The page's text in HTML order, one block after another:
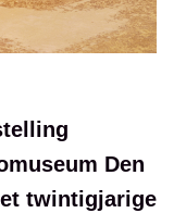
Den
twintigjarige